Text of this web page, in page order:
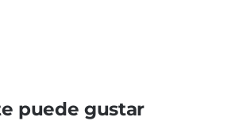
puede gustar